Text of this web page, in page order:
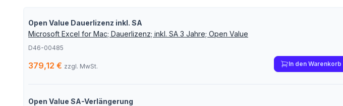
Open Value Dauerlizenz inkl. SA
Microsoft Excel for Mac; Dauerlizenz; inkl. SA 3 Jahre; Open Value
D46-00485
379,12 € zzgl. MwSt. In den Warenkorb
Open Value SA-Verlängerung